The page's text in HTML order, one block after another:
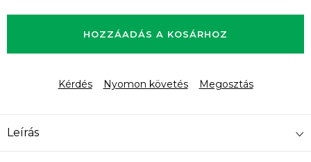
HOZZÁADÁS A KOSÁRHOZ
Kérdés Nyomon követés Megosztás
Leírás